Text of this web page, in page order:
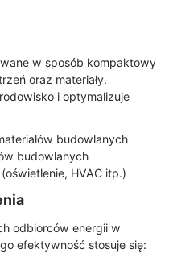
w sposób kompaktowy
oraz materiały.
i optymalizuje
budowlanych
budowlanych
HVAC itp.)
odbiorców energii w
efektywność stosuje się: